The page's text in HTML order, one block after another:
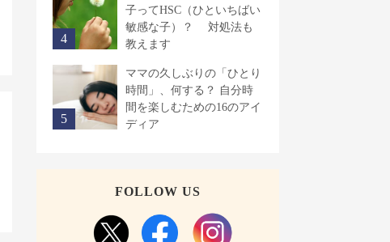
子ってHSC（ひといちばい
敏感な子）？ 対処法も
教えます
ママの久しぶりの「ひとり
時間」、何する？ 自分時
間を楽しむための16のアイ
ディア
FOLLOW US